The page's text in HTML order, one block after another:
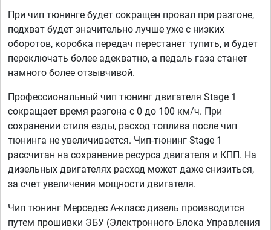
При чип тюнинге будет сокращен провал при разгоне,
подхват будет значительно лучше уже с низких
оборотов, коробка передач перестанет тупить, и будет
переключать более адекватно, а педаль газа станет
намного более отзывчивой.
Профессиональный чип тюнинг двигателя Stage 1
сокращает время разгона с 0 до 100 км/ч. При
сохранении стиля езды, расход топлива после чип
тюнинга не увеличивается. Чип-тюнинг Stage 1
рассчитан на сохранение ресурса двигателя и КПП. На
дизельных двигателях расход может даже снизиться,
за счет увеличения мощности двигателя.
Чип тюнинг Мерседес А-класс дизель производится
путем прошивки ЭБУ (Электронного Блока Управления